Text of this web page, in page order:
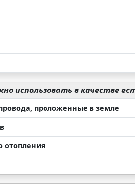
использовать в качестве
проложенные в земле
отопления